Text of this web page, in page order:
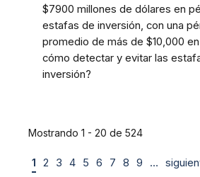
$7900 millones de dólares en
estafas de inversión, con una
promedio de más de $10,000
cómo detectar y evitar las
inversión?
Mostrando 1 - 20 de 524
1 2 3 4 5 6 7 8 9 …